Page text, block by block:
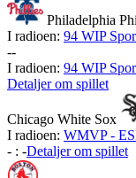
Philadelphia
I radioen: 94 WIP
--
I radioen: 94 WIP
Detaljer om spillet
Chicago White Sox
I radioen: WMVP -
- : -Detaljer om spillet